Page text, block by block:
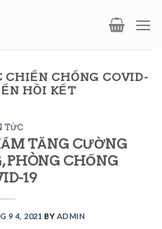
CHIẾN CHỐNG COVID-
HỒI KẾT
TỨC
TĂNG CƯỜNG
PHÒNG CHỐNG
19
9 4, 2021 BY ADMIN